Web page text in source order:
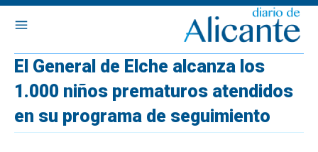
El General de Elche alcanza los
1.000 niños prematuros atendidos
en su programa de seguimiento